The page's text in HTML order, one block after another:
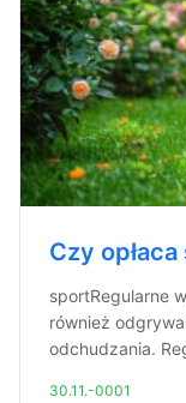
Czy
sportRegularne
również
odchudzania.
30.11.-0001